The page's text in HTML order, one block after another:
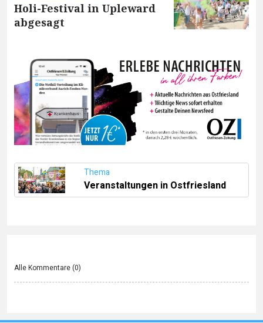
Holi-Festival in Upleward
abgesagt
Thema
Veranstaltungen in Ostfriesland
Alle Kommentare (0)